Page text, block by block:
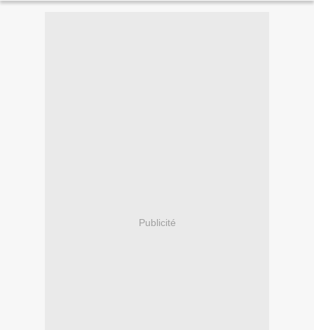
Publicité